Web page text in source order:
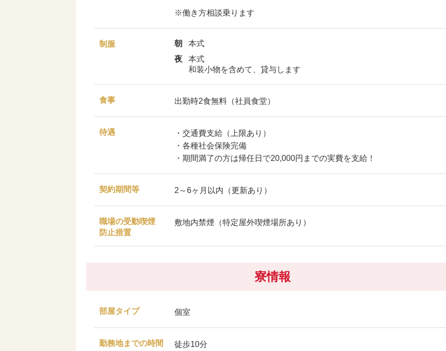
※働き方相談乗ります
制服 朝
本式
夜
本式
和装小物を含めて、貸与します
食事 出勤時2食無料（社員食堂）
待遇
・交通費支給（上限あり）
・各種社会保険完備
・期間満了の方は帰任日で20,000円までの実費を支給！
契約期間等 2～6ヶ月以内（更新あり）
職場の受動喫煙
防止措置
敷地内禁煙（特定屋外喫煙場所あり）
寮情報
部屋タイプ 個室
勤務地までの時間 徒歩10分